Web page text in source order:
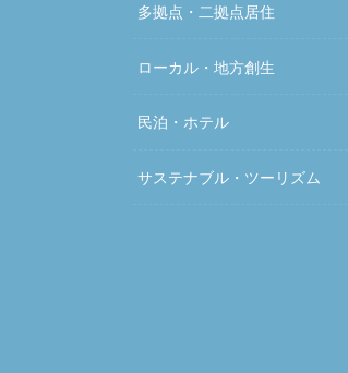
多拠点・二拠点居住
ローカル・地方創生
民泊・ホテル
サステナブル・ツーリズム